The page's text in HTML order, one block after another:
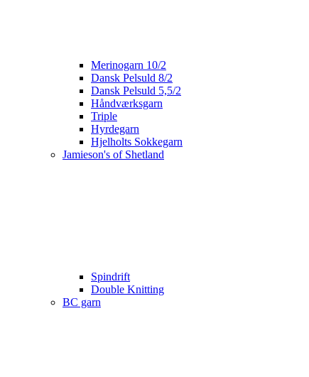
Merinogarn 10/2
Dansk Pelsuld 8/2
Dansk Pelsuld 5,5/2
Håndværksgarn
Triple
Hyrdegarn
Hjelholts Sokkegarn
Jamieson's of Shetland
Spindrift
Double Knitting
BC garn